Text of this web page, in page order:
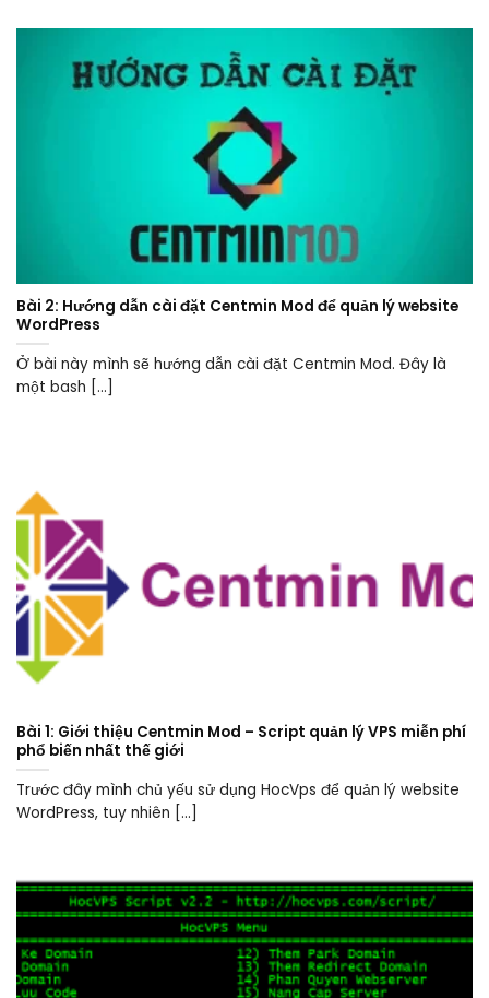
Bài 2: Hướng dẫn cài đặt Centmin Mod để quản lý website
WordPress
Ở bài này mình sẽ hướng dẫn cài đặt Centmin Mod. Đây là
một bash [...]
Bài 1: Giới thiệu Centmin Mod – Script quản lý VPS miễn phí
phổ biến nhất thế giới
Trước đây mình chủ yếu sử dụng HocVps để quản lý website
WordPress, tuy nhiên [...]